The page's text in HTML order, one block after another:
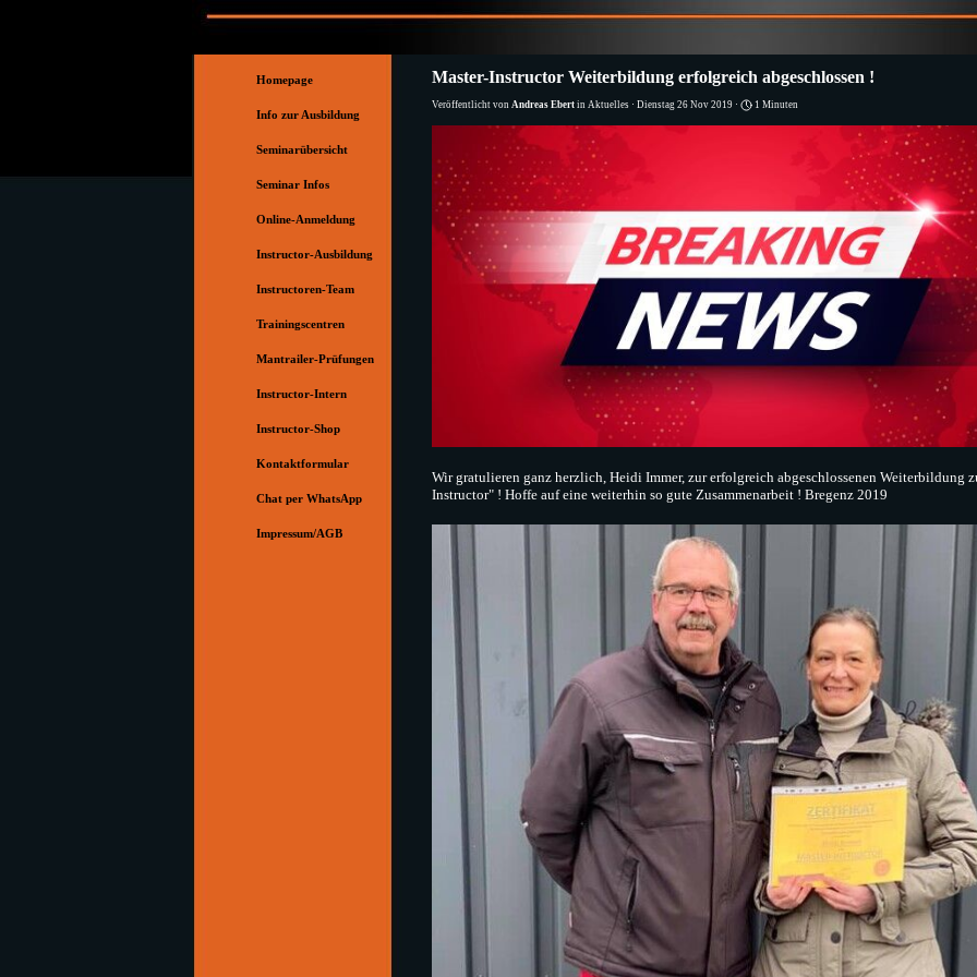
Homepage
Info zur Ausbildung
Seminarübersicht
Seminar Infos
Online-Anmeldung
Instructor-Ausbildung
Instructoren-Team
Trainingscentren
Mantrailer-Prüfungen
Instructor-Intern
Instructor-Shop
Kontaktformular
Chat per WhatsApp
Impressum/AGB
Master-Instructor Weiterbildung erfolgreich abgeschlossen !
Veröffentlicht von Andreas Ebertin Aktuelles· Dienstag 26 Nov 2019 · 1 Minuten
Wir gratulieren ganz herzlich, Heidi Immer, zur erfolgreich abgeschlossenen Weiterbildung
Instructor" ! Hoffe auf eine weiterhin so gute Zusammenarbeit ! Bregenz 2019